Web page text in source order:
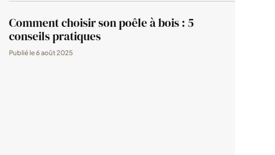
Comment choisir son poêle à bois : 5
conseils pratiques
Publié le6 août 2025